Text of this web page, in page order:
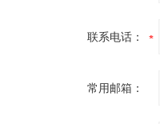
联系电话：
常用邮箱：